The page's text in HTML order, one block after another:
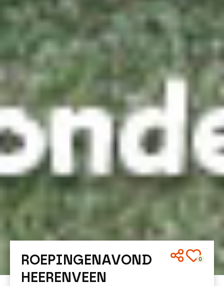
0
ROEPINGENAVOND
HEERENVEEN